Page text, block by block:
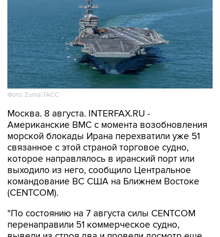
Фото: Zuma\ТАСС
Москва. 8 августа. INTERFAX.RU -
Американские ВМС с момента возобновления
морской блокады Ирана перехватили уже 51
связанное с этой страной торговое судно,
которое направлялось в иранский порт или
выходило из него, сообщило Центральное
командование ВС США на Ближнем Востоке
(CENTCOM).
"По состоянию на 7 августа силы CENTCOM
перенаправили 51 коммерческое судно,